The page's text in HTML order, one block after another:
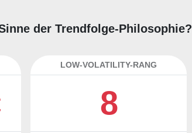
der Trendfolge-Philosophie?
LOW-VOLATILITY-RANG
8